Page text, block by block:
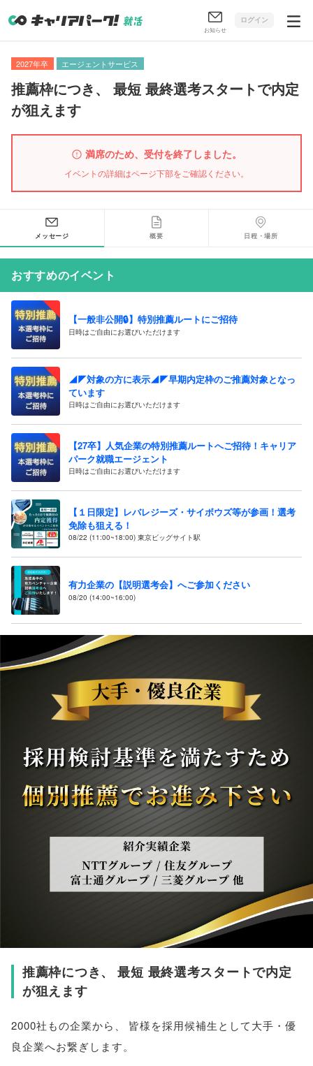
お知らせ
ログイン
2027年卒 エージェントサービス
推薦枠につき、
最短 最終選考スタートで内定
が狙えます
満席のため、受付を終了しました。
イベントの詳細はページ下部をご確認ください。
メッセージ 概要 日程・場所
おすすめのイベント
【一般非公開🔒️】特別推薦ルートにご招待
日時はご自由にお選びいただけます
◢◤対象の方に表示◢◤早期内定枠のご推薦対象となっ
ています
日時はご自由にお選びいただけます
【27卒】人気企業の特別推薦ルートへご招待！キャリア
パーク就職エージェント
日時はご自由にお選びいただけます
【１日限定】レバレジーズ・サイボウズ等が参画！選考
免除も狙える！
08/22 (11:00~18:00) 東京ビッグサイト駅
有力企業の【説明選考会】へご参加ください
08/20 (14:00~16:00)
推薦枠につき、
最短 最終選考スタートで内定
が狙えます
2000社もの企業から 、 皆様を採用候補生として大手・優
良企業へお繋ぎします。